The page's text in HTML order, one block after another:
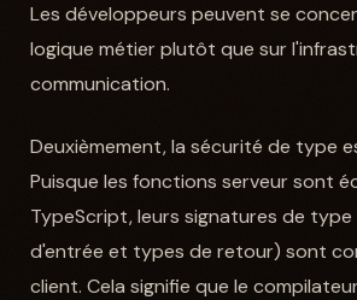
Les développeurs peuvent se
logique métier plutôt que sur
communication.
Deuxièmement, la sécurité de type
Puisque les fonctions serveur sont
TypeScript, leurs signatures de
d'entrée et types de retour) sont
client. Cela signifie que le